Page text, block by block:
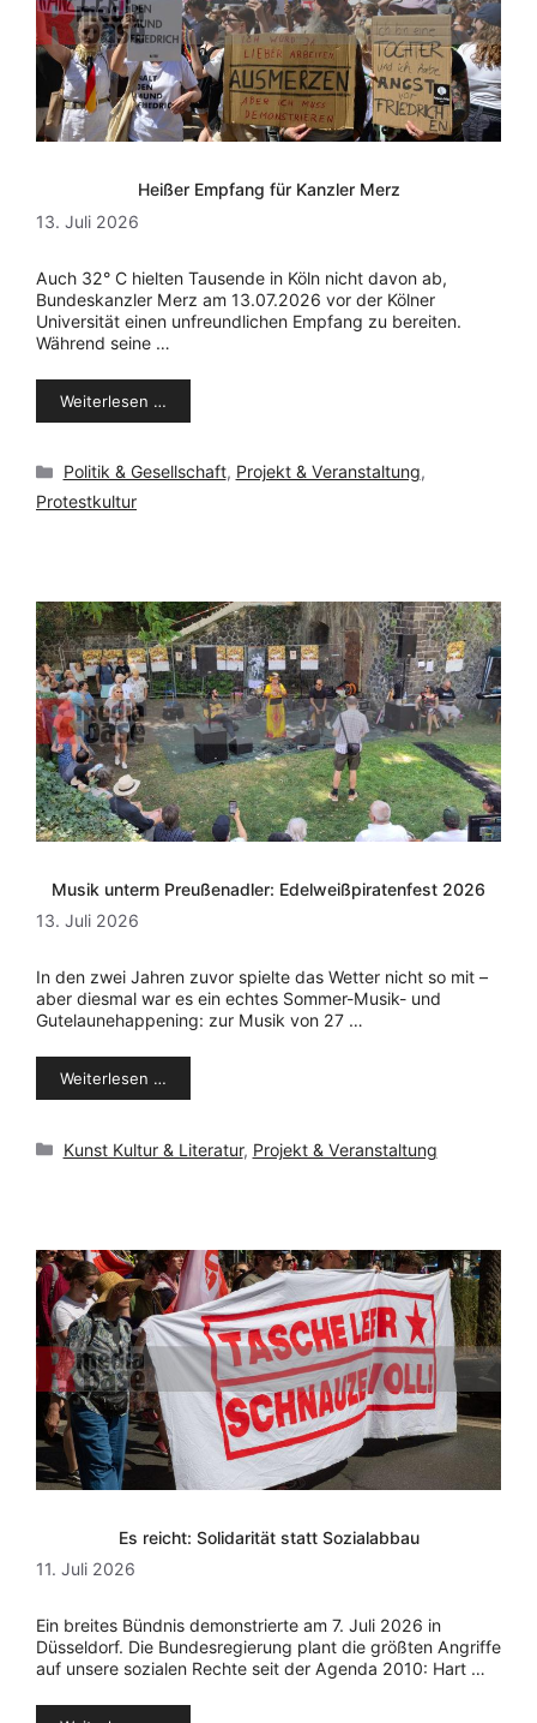
Heißer Empfang für Kanzler Merz
13. Juli 2026
Auch 32° C hielten Tausende in Köln nicht davon ab,
Bundeskanzler Merz am 13.07.2026 vor der Kölner
Universität einen unfreundlichen Empfang zu bereiten.
Während seine …
Weiterlesen …
Kategorien
Politik & Gesellschaft, Projekt & Veranstaltung,
Protestkultur
Musik unterm Preußenadler: Edelweißpiratenfest 2026
13. Juli 2026
In den zwei Jahren zuvor spielte das Wetter nicht so mit –
aber diesmal war es ein echtes Sommer-Musik- und
Gutelaunehappening: zur Musik von 27 …
Weiterlesen …
Kategorien
Kunst Kultur & Literatur, Projekt & Veranstaltung
Es reicht: Solidarität statt Sozialabbau
11. Juli 2026
Ein breites Bündnis demonstrierte am 7. Juli 2026 in
Düsseldorf. Die Bundesregierung plant die größten Angriffe
auf unsere sozialen Rechte seit der Agenda 2010: Hart …